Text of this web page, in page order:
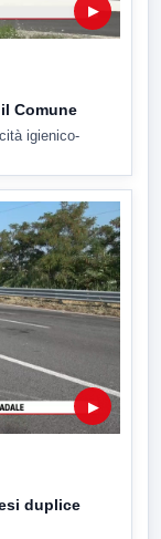
▶
Comune
igienico-
▶
duplice